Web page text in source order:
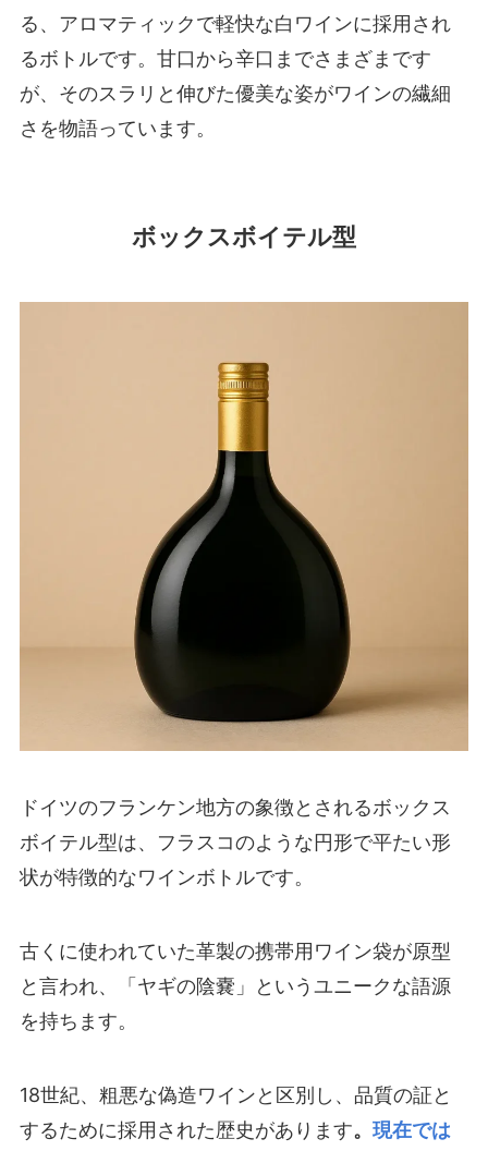
る、アロマティックで軽快な白ワインに採用され
るボトルです。甘口から辛口までさまざまです
が、そのスラリと伸びた優美な姿がワインの繊細
さを物語っています。
ボックスボイテル型
ドイツのフランケン地方の象徴とされるボックス
ボイテル型は、フラスコのような円形で平たい形
状が特徴的なワインボトルです。
古くに使われていた革製の携帯用ワイン袋が原型
と言われ、「ヤギの陰嚢」というユニークな語源
を持ちます。
18世紀、粗悪な偽造ワインと区別し、品質の証と
するために採用された歴史があります。 現在では